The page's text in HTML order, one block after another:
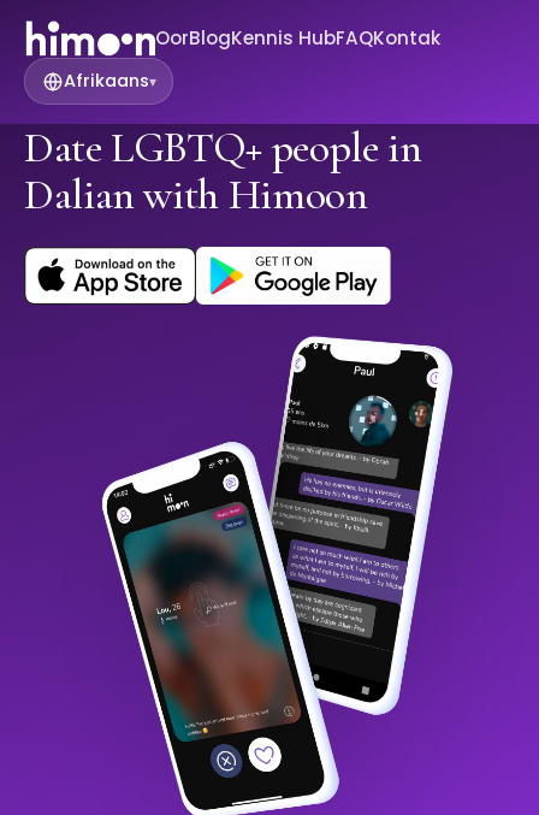
OorBlogKennis HubFAQKontak
Afrikaans▾
Date LGBTQ+ people in
Dalian with Himoon